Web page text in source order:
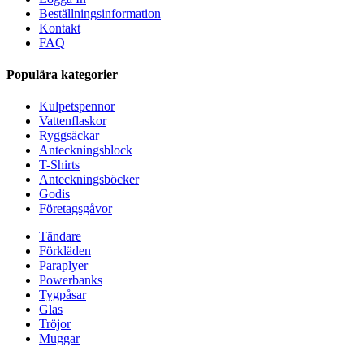
Beställningsinformation
Kontakt
FAQ
Populära kategorier
Kulpetspennor
Vattenflaskor
Ryggsäckar
Anteckningsblock
T-Shirts
Anteckningsböcker
Godis
Företagsgåvor
Tändare
Förkläden
Paraplyer
Powerbanks
Tygpåsar
Glas
Tröjor
Muggar